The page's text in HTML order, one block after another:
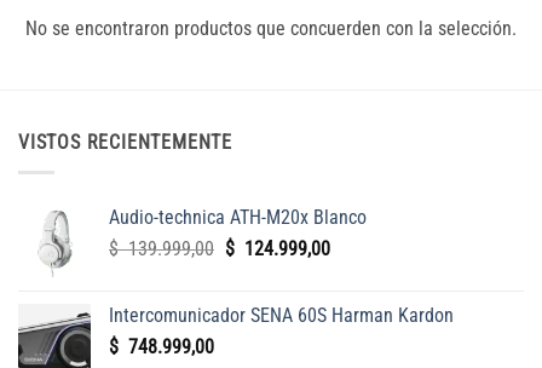
No se encontraron productos que concuerden con la selección.
VISTOS RECIENTEMENTE
Audio-technica ATH-M20x Blanco
$139.999,00 El
era:
$ 124.999,00El
es:
Intercomunicador SENA 60S Harman Kardon
$ 748.999,00